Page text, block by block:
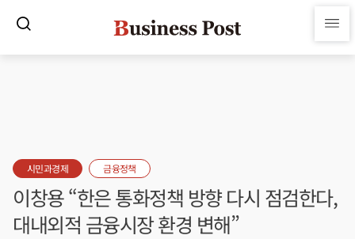
시민과경제 금융정책
이창용 “한은 통화정책 방향 다시 점검한다,
대내외적 금융시장 환경 변해”